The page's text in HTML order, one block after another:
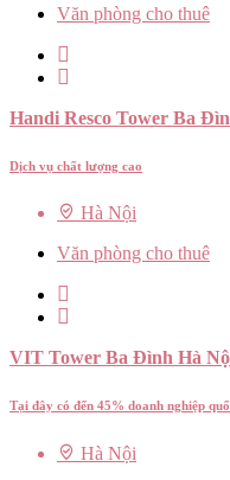
Văn phòng cho thuê
Handi Resco Tower Ba
Dịch vụ chất lượng cao
Hà Nội
Văn phòng cho thuê
VIT Tower Ba Đình Hà
Tại đây có đến 45% doanh nghiệp
Hà Nội